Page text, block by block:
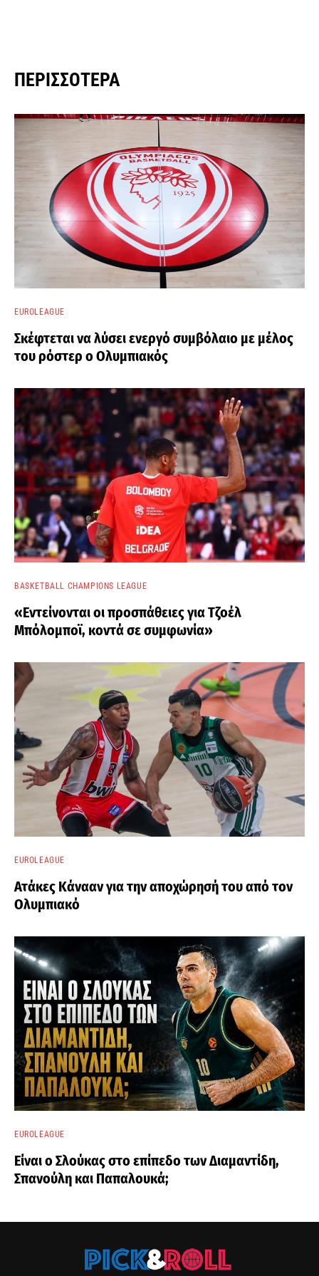
ΠΕΡΙΣΣΌΤΕΡΑ
EUROLEAGUE
Σκέφτεται να λύσει ενεργό συμβόλαιο με μέλος
του ρόστερ ο Ολυμπιακός
BASKETBALL CHAMPIONS LEAGUE
«Εντείνονται οι προσπάθειες για Τζοέλ
Μπόλομποϊ, κοντά σε συμφωνία»
EUROLEAGUE
Ατάκες Κάνααν για την αποχώρησή του από τον
Ολυμπιακό
EUROLEAGUE
Είναι ο Σλούκας στο επίπεδο των Διαμαντίδη,
Σπανούλη και Παπαλουκά;